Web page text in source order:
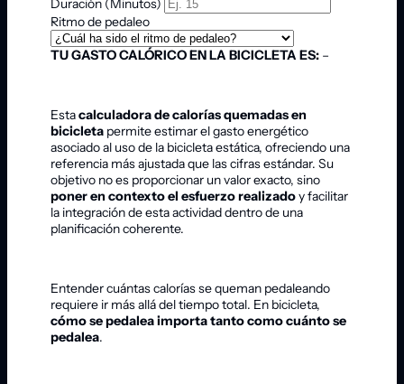
Duración (Minutos)
Ritmo de pedaleo
TU GASTO CALÓRICO EN LA BICICLETA ES: –
Estacalculadora de calorías quemadas en
bicicleta permite estimar el gasto energético
asociado al uso de la bicicleta estática, ofreciendo una
referencia más ajustada que las cifras estándar. Su
objetivo no es proporcionar un valor exacto, sino
poner en contexto el esfuerzo realizadoy facilitar
la integración de esta actividad dentro de una
planificación coherente.
Entender cuántas calorías se queman pedaleando
requiere ir más allá del tiempo total. En bicicleta,
cómo se pedalea importa tanto como cuánto se
pedalea.